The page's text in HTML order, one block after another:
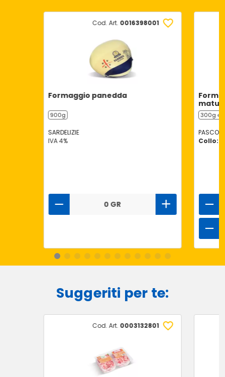
Cod. Art. 0016398001
Formaggio panedda
900g
SARDELIZIE
IVA 4%
0 GR
300g ℮
PASCOLI
Collo:
Suggeriti per te:
Cod. Art. 0003132801